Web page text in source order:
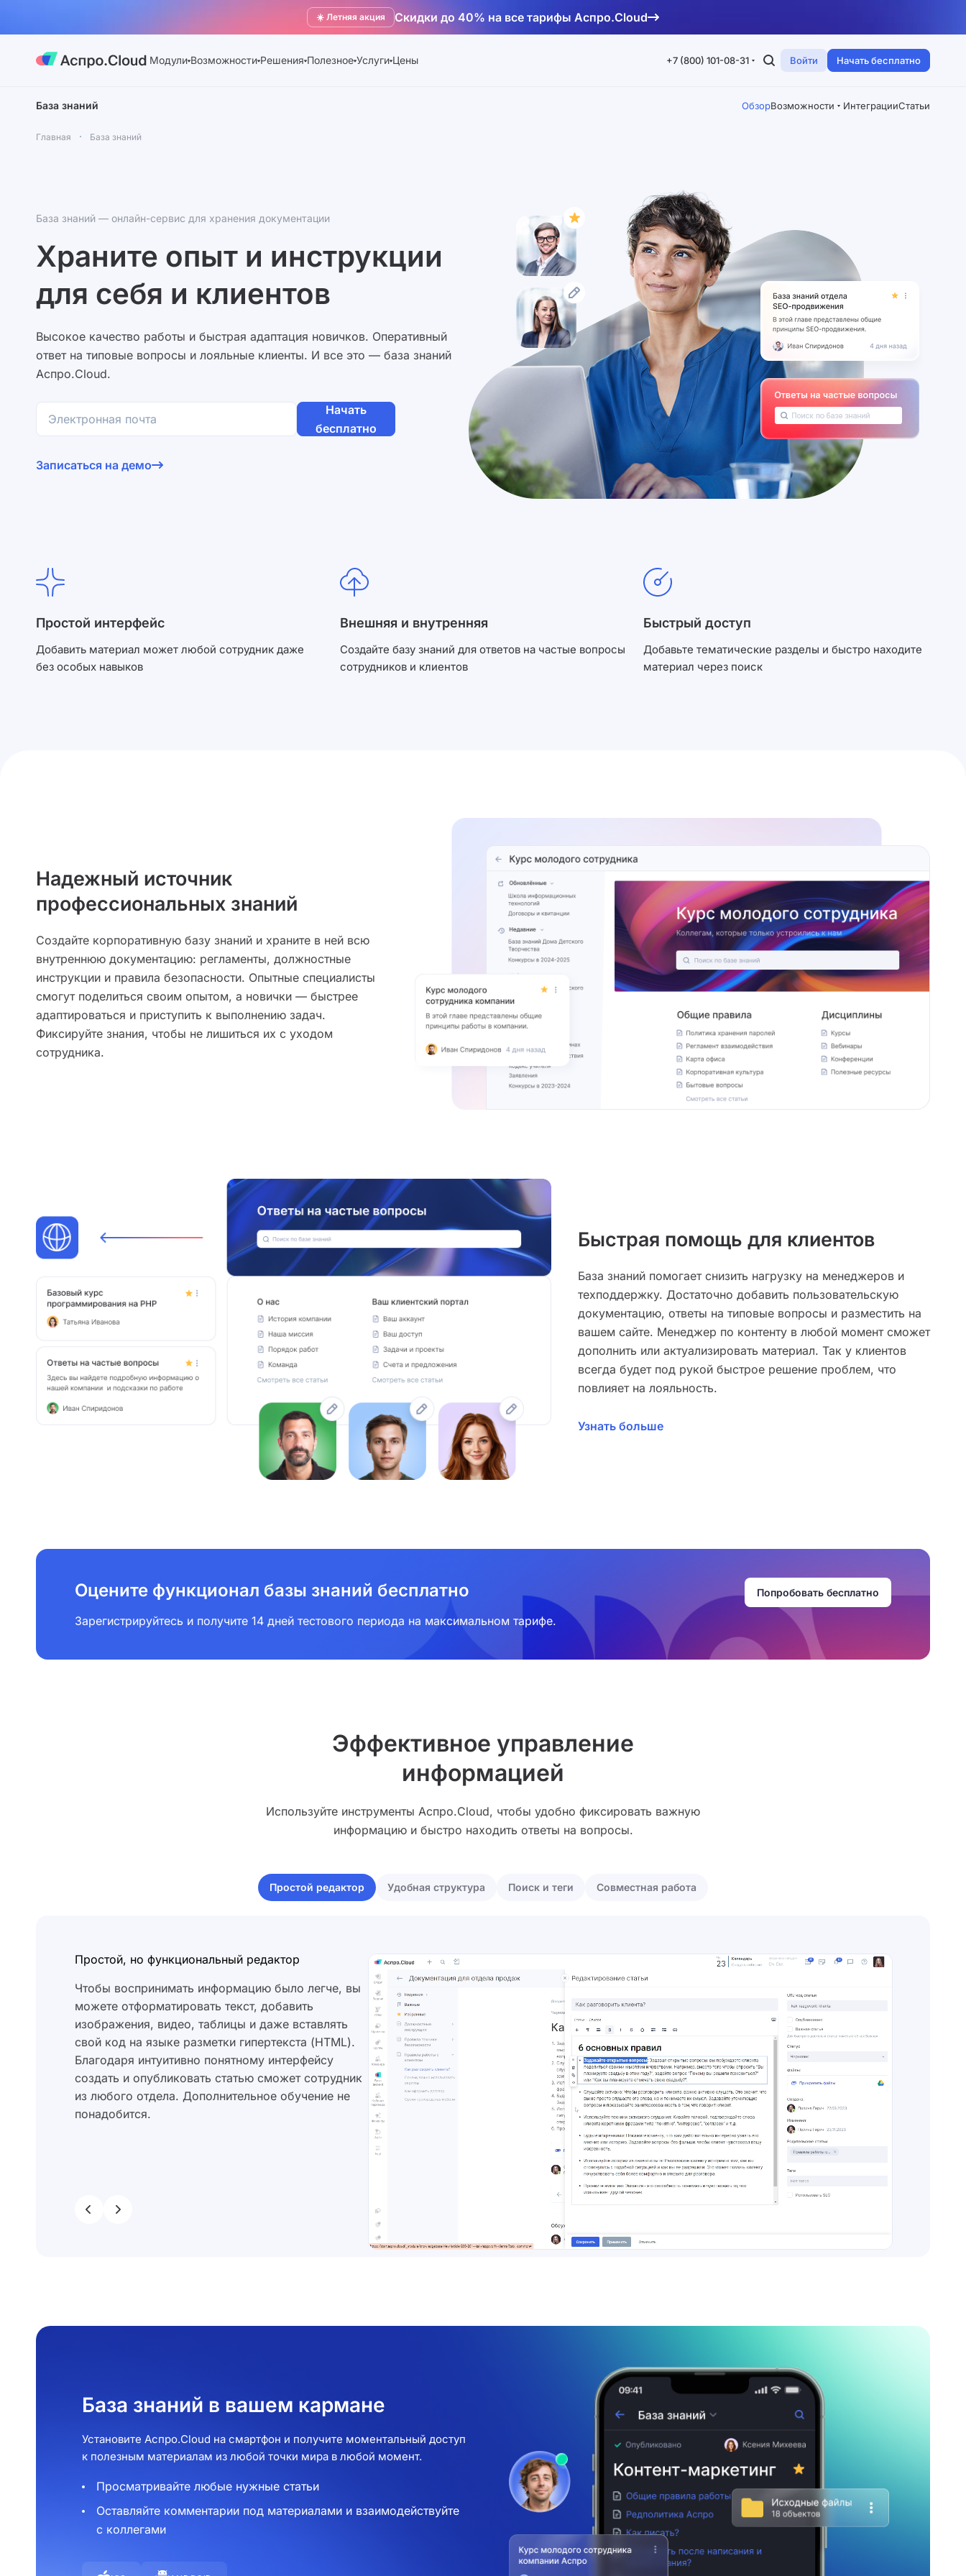
☀️ Летняя акция Скидки до 40% на все тарифы Аспро.Cloud
Модули Возможности Решения Полезное Услуги Цены +7 (800) 101-08-31 Войти Начать бесплатно
База знаний ОбзорВозможности ИнтеграцииСтатьи
Главная База знаний
База знаний — онлайн-сервис для хранения документации
Храните опыт и инструкции
для себя и клиентов
Высокое качество работы и быстрая адаптация новичков. Оперативный
ответ на типовые вопросы и лояльные клиенты. И все это — база знаний
Аспро.Cloud.
Начать
бесплатно
Записаться на демо
Простой интерфейс
Добавить материал может любой сотрудник даже
без особых навыков
Внешняя и внутренняя
Создайте базу знаний для ответов на частые вопросы
сотрудников и клиентов
Быстрый доступ
Добавьте тематические разделы и быстро находите
материал через поиск
Надежный источник
профессиональных знаний
Создайте корпоративную базу знаний и храните в ней всю
внутреннюю документацию: регламенты, должностные
инструкции и правила безопасности. Опытные специалисты
смогут поделиться своим опытом, а новички — быстрее
адаптироваться и приступить к выполнению задач.
Фиксируйте знания, чтобы не лишиться их с уходом
сотрудника.
Быстрая помощь для клиентов
База знаний помогает снизить нагрузку на менеджеров и
техподдержку. Достаточно добавить пользовательскую
документацию, ответы на типовые вопросы и разместить на
вашем сайте. Менеджер по контенту в любой момент сможет
дополнить или актуализировать материал. Так у клиентов
всегда будет под рукой быстрое решение проблем, что
повлияет на лояльность.
Узнать больше
Оцените функционал базы знаний бесплатно
Зарегистрируйтесь и получите 14 дней тестового периода на максимальном тарифе.
Попробовать бесплатно
Эффективное управление
информацией
Используйте инструменты Аспро.Cloud, чтобы удобно фиксировать важную
информацию и быстро находить ответы на вопросы.
Простой редактор Удобная структура Поиск и теги Совместная работа
Простой, но функциональный редактор
Чтобы воспринимать информацию было легче, вы
можете отформатировать текст, добавить
изображения, видео, таблицы и даже вставлять
свой код на языке разметки гипертекста (HTML).
Благодаря интуитивно понятному интерфейсу
создать и опубликовать статью сможет сотрудник
из любого отдела. Дополнительное обучение не
понадобится.
База знаний в вашем кармане
Установите Аспро.Cloud на смартфон и получите моментальный доступ
к полезным материалам из любой точки мира в любой момент.
Просматривайте любые нужные статьи
Оставляйте комментарии под материалами и взаимодействуйте
с коллегами